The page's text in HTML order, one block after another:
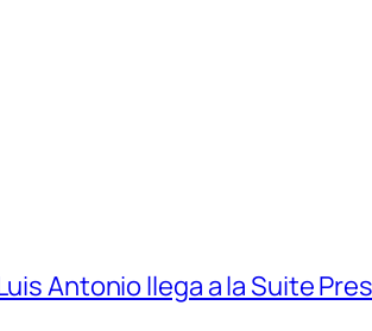
Antonio llega a la Suite